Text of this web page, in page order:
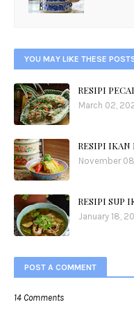
YOU MAY LIKE THESE
RESIPI
March 02,
RESIPI IKAN
November
RESIPI SUP
January 18,
POST A COMMENT
14 Comments